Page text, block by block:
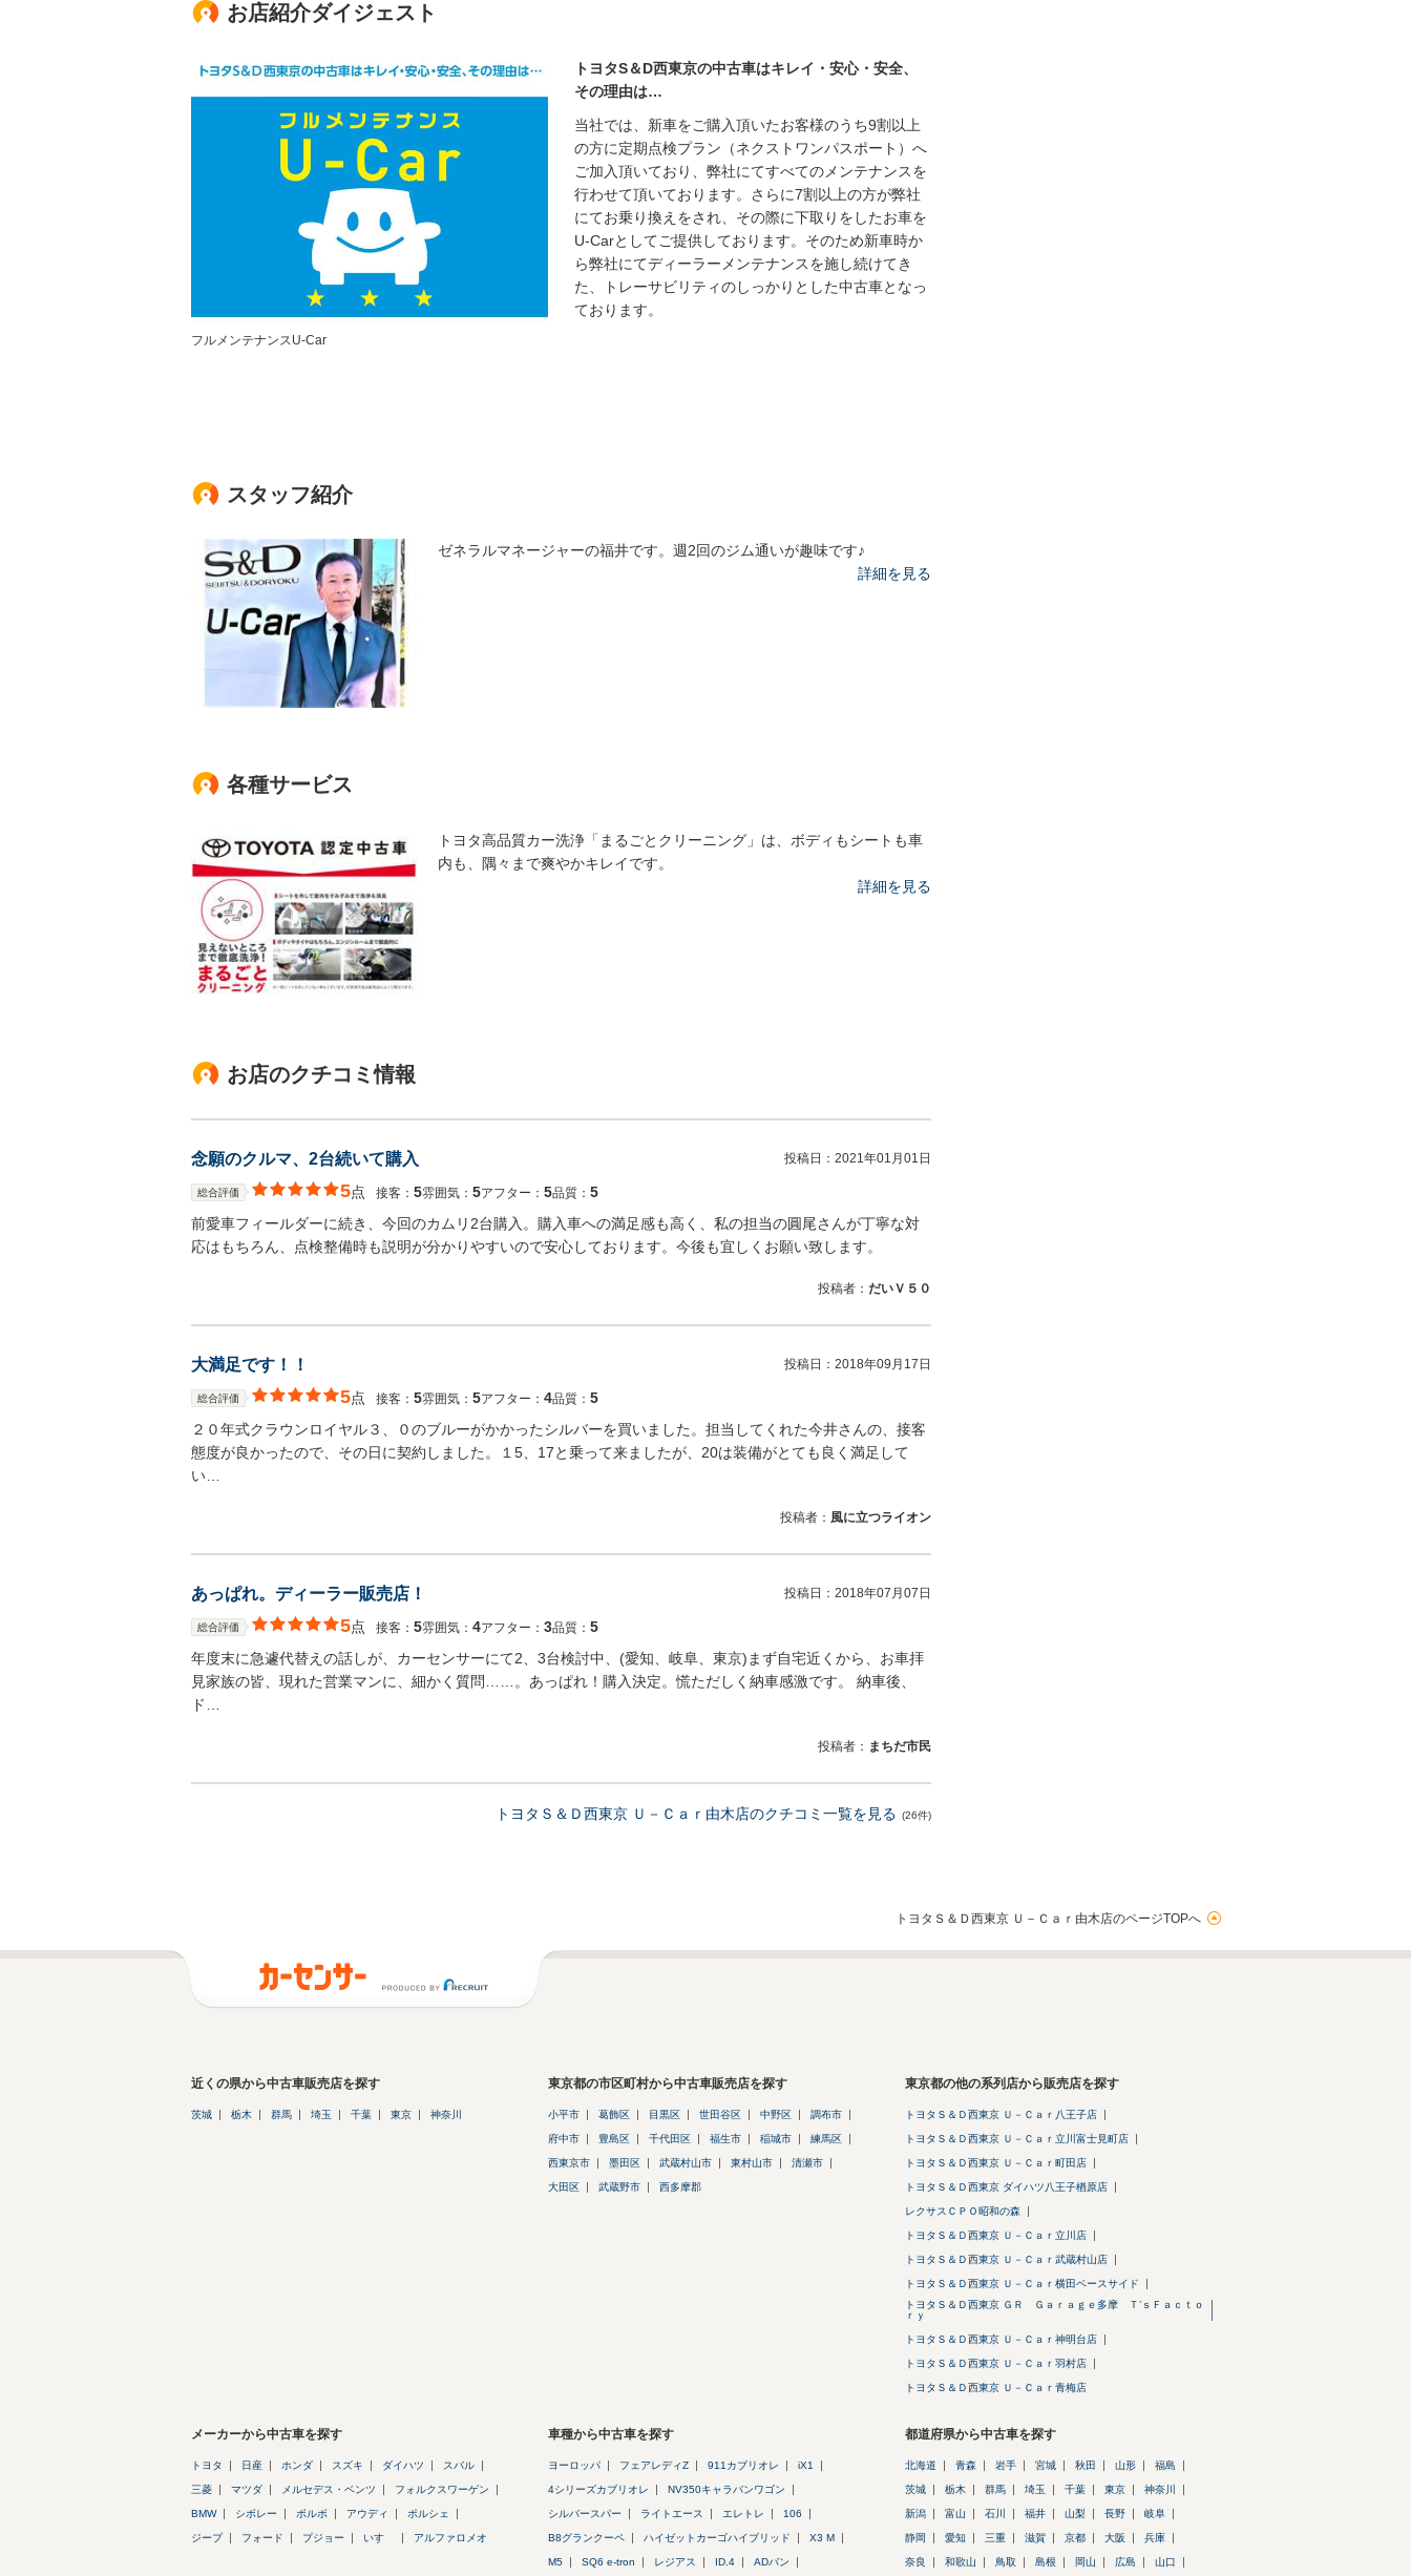
お店紹介ダイジェスト
フルメンテナンスU-Car
トヨタS＆D西東京の中古車はキレイ・安心・安全、
その理由は…
当社では、新車をご購入頂いたお客様のうち9割以上
の方に定期点検プラン（ネクストワンパスポート）へ
ご加入頂いており、弊社にてすべてのメンテナンスを
行わせて頂いております。さらに7割以上の方が弊社
にてお乗り換えをされ、その際に下取りをしたお車を
U-Carとしてご提供しております。そのため新車時か
ら弊社にてディーラーメンテナンスを施し続けてき
た、トレーサビリティのしっかりとした中古車となっ
ております。
スタッフ紹介
ゼネラルマネージャーの福井です。週2回のジム通いが趣味です♪
詳細を見る
各種サービス
トヨタ高品質カー洗浄「まるごとクリーニング」は、ボディもシートも車
内も、隅々まで爽やかキレイです。
詳細を見る
お店のクチコミ情報
念願のクルマ、2台続いて購入 投稿日： 2021年01月01日
総合評価 5点 接客： 5雰囲気： 5アフター： 5品質： 5
前愛車フィールダーに続き、今回のカムリ2台購入。購入車への満足感も高く、私の担当の圓尾さんが丁寧な対
応はもちろん、点検整備時も説明が分かりやすいので安心しております。今後も宜しくお願い致します。
投稿者： だいＶ５０
大満足です！！ 投稿日： 2018年09月17日
総合評価 5点 接客： 5雰囲気： 5アフター： 4品質： 5
２０年式クラウンロイヤル３、０のブルーがかかったシルバーを買いました。担当してくれた今井さんの、接客
態度が良かったので、その日に契約しました。１5、17と乗って来ましたが、20は装備がとても良く満足して
い…
投稿者： 風に立つライオン
あっぱれ。ディーラー販売店！ 投稿日： 2018年07月07日
総合評価 5点 接客： 5雰囲気： 4アフター： 3品質： 5
年度末に急遽代替えの話しが、カーセンサーにて2、3台検討中、(愛知、岐阜、東京)まず自宅近くから、お車拝
見家族の皆、現れた営業マンに、細かく質問……。あっぱれ！購入決定。慌ただしく納車感激です。 納車後、
ド…
投稿者： まちだ市民
トヨタＳ＆Ｄ西東京 Ｕ－Ｃａｒ由木店のクチコミ一覧を見る (26件)
トヨタＳ＆Ｄ西東京 Ｕ－Ｃａｒ由木店のページTOPへ
近くの県から中古車販売店を探す
茨城 栃木 群馬 埼玉 千葉 東京 神奈川
東京都の市区町村から中古車販売店を探す
小平市 葛飾区 目黒区 世田谷区 中野区 調布市
府中市 豊島区 千代田区 福生市 稲城市 練馬区
西東京市 墨田区 武蔵村山市 東村山市 清瀬市
大田区 武蔵野市 西多摩郡
東京都の他の系列店から販売店を探す
トヨタＳ＆Ｄ西東京 Ｕ－Ｃａｒ八王子店
トヨタＳ＆Ｄ西東京 Ｕ－Ｃａｒ立川富士見町店
トヨタＳ＆Ｄ西東京 Ｕ－Ｃａｒ町田店
トヨタＳ＆Ｄ西東京 ダイハツ八王子楢原店
レクサスＣＰＯ昭和の森
トヨタＳ＆Ｄ西東京 Ｕ－Ｃａｒ立川店
トヨタＳ＆Ｄ西東京 Ｕ－Ｃａｒ武蔵村山店
トヨタＳ＆Ｄ西東京 Ｕ－Ｃａｒ横田ベースサイド
トヨタＳ＆Ｄ西東京 ＧＲ Ｇａｒａｇｅ多摩 Ｔ’ｓＦａｃｔｏ
ｒｙ
トヨタＳ＆Ｄ西東京 Ｕ－Ｃａｒ神明台店
トヨタＳ＆Ｄ西東京 Ｕ－Ｃａｒ羽村店
トヨタＳ＆Ｄ西東京 Ｕ－Ｃａｒ青梅店
メーカーから中古車を探す
トヨタ 日産 ホンダ スズキ ダイハツ スバル
三菱 マツダ メルセデス・ベンツ フォルクスワーゲン
BMW シボレー ボルボ アウディ ポルシェ
ジープ フォード プジョー いすゞ アルファロメオ
車種から中古車を探す
ヨーロッパ フェアレディZ 911カブリオレ iX1
4シリーズカブリオレ NV350キャラバンワゴン
シルバースパー ライトエース エレトレ 106
B8グランクーペ ハイゼットカーゴハイブリッド X3 M
M5 SQ6 e-tron レジアス ID.4 ADバン
都道府県から中古車を探す
北海道 青森 岩手 宮城 秋田 山形 福島
茨城 栃木 群馬 埼玉 千葉 東京 神奈川
新潟 富山 石川 福井 山梨 長野 岐阜
静岡 愛知 三重 滋賀 京都 大阪 兵庫
奈良 和歌山 鳥取 島根 岡山 広島 山口